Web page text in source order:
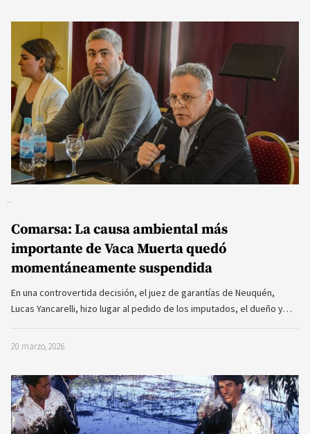
Comarsa: La causa ambiental más
importante de Vaca Muerta quedó
momentáneamente suspendida
En una controvertida decisión, el juez de garantías de Neuquén,
Lucas Yancarelli, hizo lugar al pedido de los imputados, el dueño y…
20 marzo, 2026